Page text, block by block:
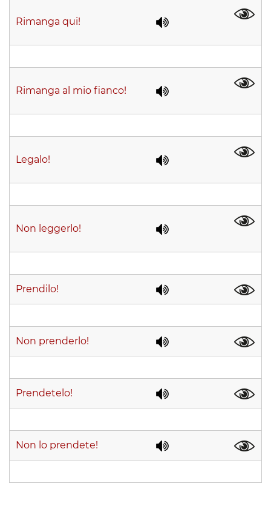
Rimanga qui!
Rimanga al mio fianco!
Legalo!
Non leggerlo!
Prendilo!
Non prenderlo!
Prendetelo!
Non lo prendete!